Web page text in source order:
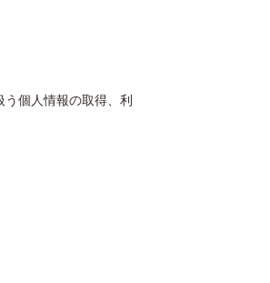
個人情報の取得、利